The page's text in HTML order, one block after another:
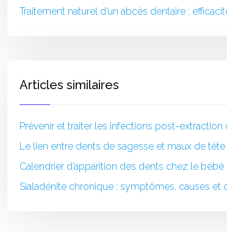
Traitement naturel d’un abcès dentaire :
Articles similaires
Prévenir et traiter les infections post-
Le lien entre dents de sagesse et maux de
Calendrier d’apparition des dents chez le bébé
Sialadénite chronique : symptômes, causes et